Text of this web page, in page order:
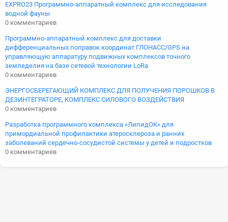
EXPRO23 Программно-аппаратный комплекс для исследования
водной фауны
0 комментариев
Программно-аппаратный комплекс для доставки
дифференциальных поправок координат ГЛОНАСС/GPS на
управляющую аппаратуру подвижных комплексов точного
земледелия на базе сетевой технологии LoRa
0 комментариев
ЭНЕРГОСБЕРЕГАЮЩИЙ КОМПЛЕКС ДЛЯ ПОЛУЧЕНИЯ ПОРОШКОВ В
ДЕЗИНТЕГРАТОРЕ, КОМПЛЕКС СИЛОВОГО ВОЗДЕЙСТВИЯ
0 комментариев
Разработка программного комплекса «ЛипидОК» для
примордиальной профилактики атеросклероза и ранних
заболеваний сердечно-сосудистой системы у детей и подростков
0 комментариев